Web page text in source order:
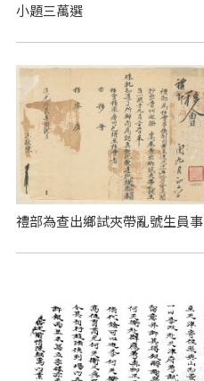
小題三萬選
禮部為查出鄉試夾帶亂號生員事